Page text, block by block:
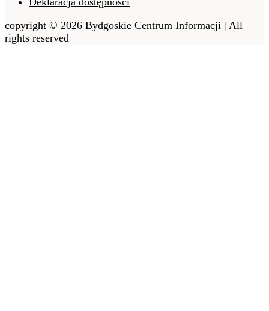
copyright © 2026 Bydgoskie Centrum Informacji | All
rights reserved